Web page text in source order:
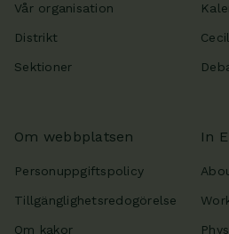
Vår organisation
Distrikt
Sektioner
Om webbplatsen
Personuppgiftspolicy
Tillgänglighetsredogörelse
Om kakor
In